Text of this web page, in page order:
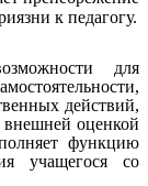
к педагогу.
для
действий,
внешней оценкой
функцию
учащегося со